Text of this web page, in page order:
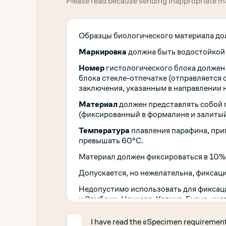
тестирование Меланомы,
используется в клинической
высокопроизводительного
мутаций в опухоли, в том числе новых
обоснования соответствующей
секвенированием Использование ДНК
все типы генетических изменений, в
Исследования методом NGS имеют
тесте, используя небольшое
сроки, чем последовательный поиск
максимально полную информацию о
что дает наиболее широкие
подходящую тактику лечения болезни
Микросателлитная нестабильность
определенных участков генома —
в результате нарушений в системе
MMR» системе). Высокий уровень MSI
заболевания, маркером,
Образцы биологического материала
Маркировкадолжна быть
Номергистологического блока
блока стекле-отпечатке
заключения, указанным в направлении
Материалдолжен представлять
(фиксированный в формалине и
Температура плавления парафина,
превышать 60°С.
Материал должен фиксироваться в
Допускается, но нежелательна,
Недопустимо использовать для
и Замбони, Ценкера, Карнуа, Буэна,
I have read the «Specimen